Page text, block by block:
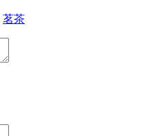
茗茶